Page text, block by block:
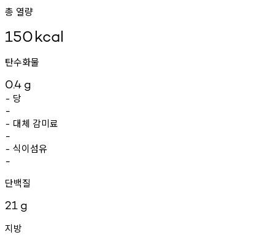
총 열량
150kcal
탄수화물
0.4 g
- 당
-
- 대체 감미료
-
- 식이섬유
-
단백질
21 g
지방